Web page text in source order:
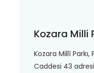
Kozara Milli
Kozara Millî
Caddesi 43